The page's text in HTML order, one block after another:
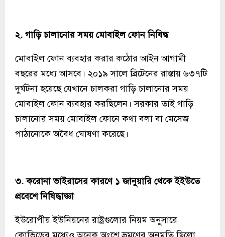
২. গাড়ি চালানোর সময় মোবাইল ফোন নিষিদ্ধ
মোবাইল ফোন ব্যবহার করার কঠোর আইন আগামী
বছরের মধ্যে আসবে। ২০১৯ সালে ব্রিটেনের রাস্তায় ৬৩৭টি
দুর্ঘটনা হয়েছে যেখানে চালকরা গাড়ি চালানোর সময়
মোবাইল ফোন ব্যবহার করছিলেন। সরকার তাই গাড়ি
চালানোর সময় মোবাইল ফোনে কথা বলা বা মেসেজ
পাঠানোকে অবৈধ ঘোষণা করেছে।
৩. করোনা ভাইরাসের কারণে ১ জানুয়ারি থেকে ইইউতে
প্রবেশে নিষিদ্ধাজ্ঞা
ইউরোপীয় ইউনিয়নের রাষ্ট্রগুলোর নিয়ম অনুসারে